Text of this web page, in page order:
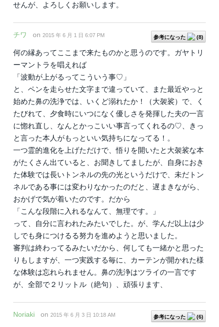
せんが、よろしくお願いします。
参考になった (8)
チワ on 2015 年 6 月 1 日 6:07 PM
何の縁あってここまで来たものかと思うのです。ガヤトリ
ーマントラを唱えれば
「波動が上がるってこういう事♡」
と、ペンを走らせた文字まで違っていて、また最近やっと
始めた鼻の洗浄では、いくど溺れたか！（大袈裟）で、く
たびれて、夕食時にいつになく優しさを発揮した夫の一言
に惚れ直し、なんとかっこいい事言ってくれるの♡、きっ
と言った本人がもっといい気持ちになってる！。
一つ霊的進化を上げただけで、悟りを開いたと大袈裟な本
がたくさん出ていると、お聞きしてましたが、自身におき
た体験では長いトンネルの先の光というだけで、未だトン
ネルである事には変わりなかったのだと、遅まきながら、
おかげで気が着いたのです。だから
「こんな段階に入れるなんて、無理です。」
って、自分に言われたみたいでした。が、学んだ以上は少
しでも身につけるる努力を進めようと思いました。
審判は終わってるみたいだから、何しても一緒かと思った
りもしますが、一つ実践する毎に、カーテンが開かれた様
な体験は忘れられません。鼻の洗浄はツライの一言です
が、全部で２リットル（絶句）、頑張ります、
参考になった (6)
Noriaki on 2015 年 6 月 3 日 10:18 AM